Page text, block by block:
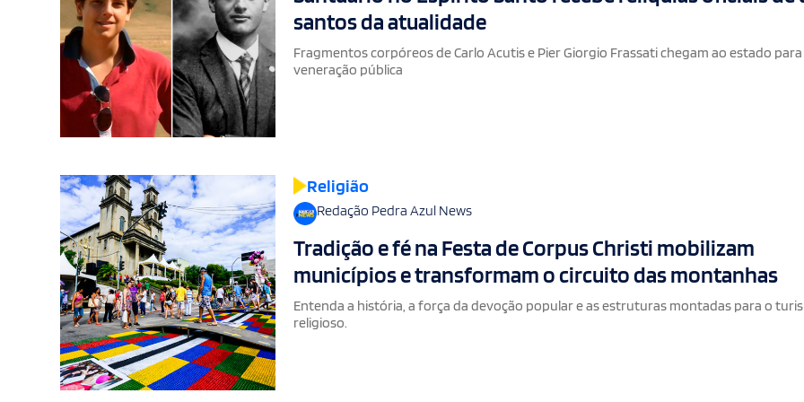
santos da atualidade
Fragmentos corpóreos de Carlo Acutis e Pier Giorgio Frassati chegam ao estado para
veneração pública
Religião
Redação Pedra Azul News
Tradição e fé na Festa de Corpus Christi mobilizam
municípios e transformam o circuito das montanhas
Entenda a história, a força da devoção popular e as estruturas montadas para o
religioso.